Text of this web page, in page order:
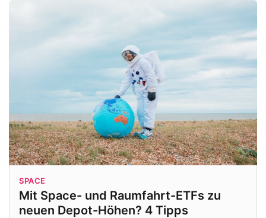
SPACE
Mit Space- und Raumfahrt-ETFs zu
neuen Depot-Höhen? 4 Tipps